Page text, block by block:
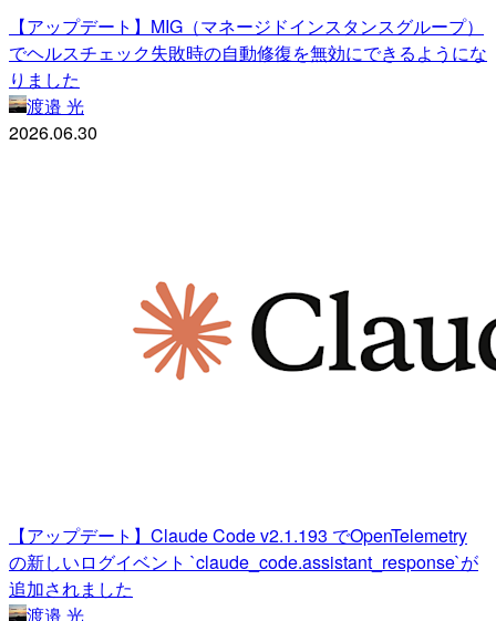
【アップデート】MIG（マネージドインスタンスグループ）
でヘルスチェック失敗時の自動修復を無効にできるようにな
りました
渡邉 光
2026.06.30
【アップデート】Claude Code v2.1.193 でOpenTelemetry
の新しいログイベント `claude_code.assistant_response`が
追加されました
渡邉 光